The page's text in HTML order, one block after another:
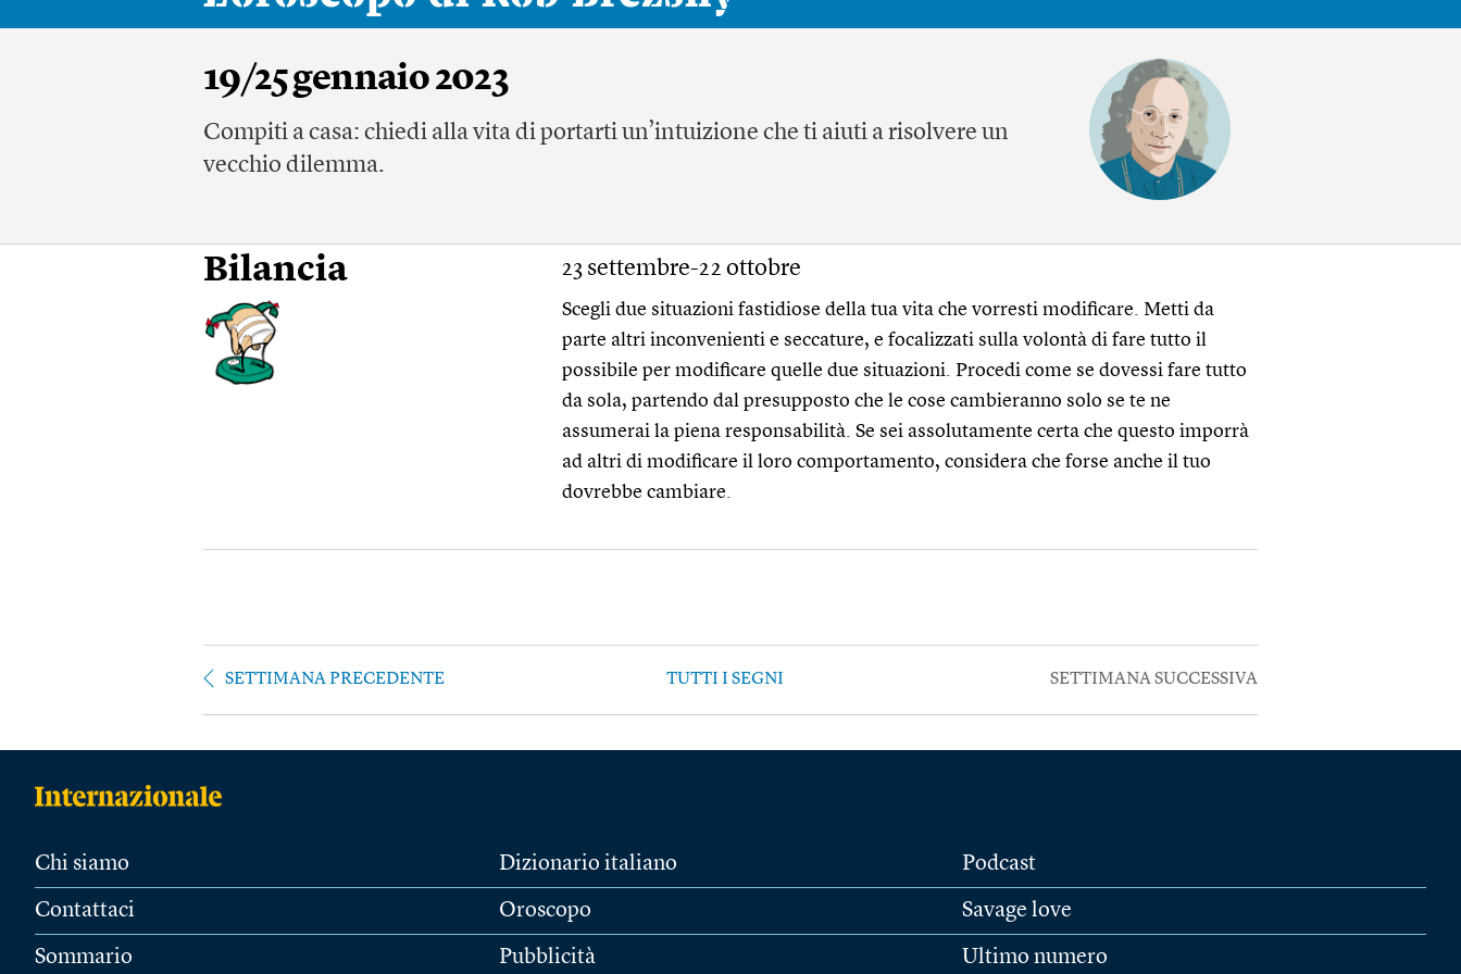
19/25 gennaio 2023
Compiti a casa: chiedi alla vita di portarti un’intuizione che ti aiuti a risolvere un
vecchio dilemma.
Bilancia 23 settembre-22 ottobre
Scegli due situazioni fastidiose della tua vita che vorresti modificare. Metti da
parte altri inconvenienti e seccature, e focalizzati sulla volontà di fare tutto il
possibile per modificare quelle due situazioni. Procedi come se dovessi fare tutto
da sola, partendo dal presupposto che le cose cambieranno solo se te ne
assumerai la piena responsabilità. Se sei assolutamente certa che questo imporrà
ad altri di modificare il loro comportamento, considera che forse anche il tuo
dovrebbe cambiare.
SETTIMANA PRECEDENTE TUTTI I SEGNI SETTIMANA SUCCESSIVA
Chi siamo
Contattaci
Sommario
Dizionario italiano
Oroscopo
Pubblicità
Podcast
Savage love
Ultimo numero